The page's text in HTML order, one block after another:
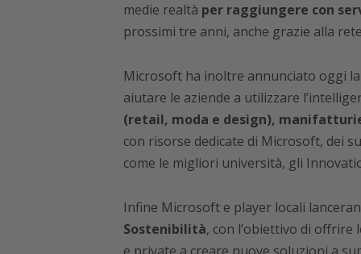
medie realtà per raggiungere con
prossimi tre anni, anche grazie alla
Microsoft ha inoltre annunciato oggi
aiutare le aziende a utilizzare
(retail, moda e design),
con risorse dedicate di Microsoft, dei
come le migliori università, gli
Infine Microsoft e player locali
Sostenibilità, con l’obiettivo di